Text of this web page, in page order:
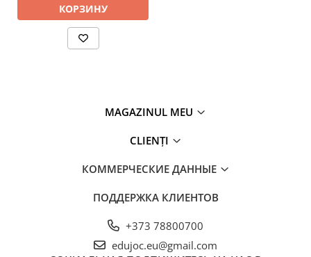
КОРЗИНУ
MAGAZINUL MEU
CLIENȚI
КОММЕРЧЕСКИЕ ДАННЫЕ
ПОДДЕРЖКА КЛИЕНТОВ
+373 78800700
edujoc.eu@gmail.com